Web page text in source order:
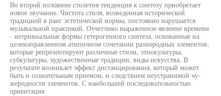
Во второй половине столетия тенденция к синтезу приобретает
новое звучание. Чистота стиля, возведенная исторической
традицией в ранг эстетической нормы, постоянно нарушается
музыкальной практикой. Отчетливо выраженное явление времени
- нетривиальные формы гетерогенного синтеза, основанные на
целенаправленном атипичном сочетании разнородных элементов,
которые репрезентируют различные стили, этнокультуры,
субкультуры, художественные традиции, виды искусства. В
результате возникает эффект дистанцирования, который может
быть и сознательным приемом, и следствием неустранимой чу-
жеродности элементов. С наибольшей последовательностью
ориентация